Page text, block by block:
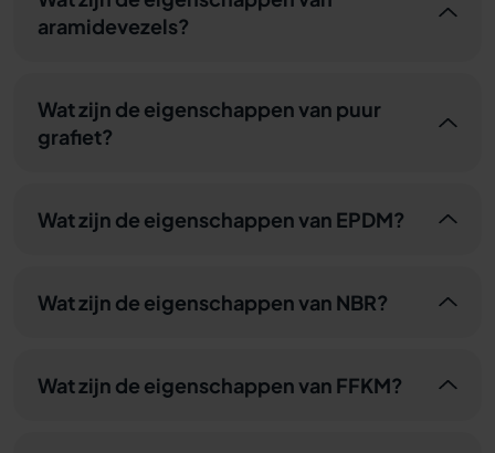
aramidevezels?
Wat zijn de eigenschappen van puur
grafiet?
Wat zijn de eigenschappen van EPDM?
Wat zijn de eigenschappen van NBR?
Wat zijn de eigenschappen van FFKM?